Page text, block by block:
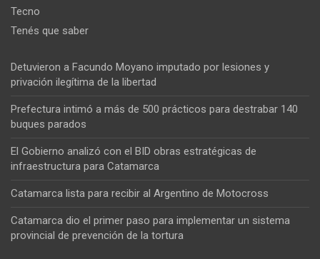
Tecno
Tenés que saber
Detuvieron a Facundo Moyano imputado por lesiones y
privación ilegítima de la libertad
Prefectura intimó a más de 500 prácticos para destrabar 140
buques parados
El Gobierno analizó con el BID obras estratégicas de
infraestructura para Catamarca
Catamarca lista para recibir al Argentino de Motocross
Catamarca dio el primer paso para implementar un sistema
provincial de prevención de la tortura